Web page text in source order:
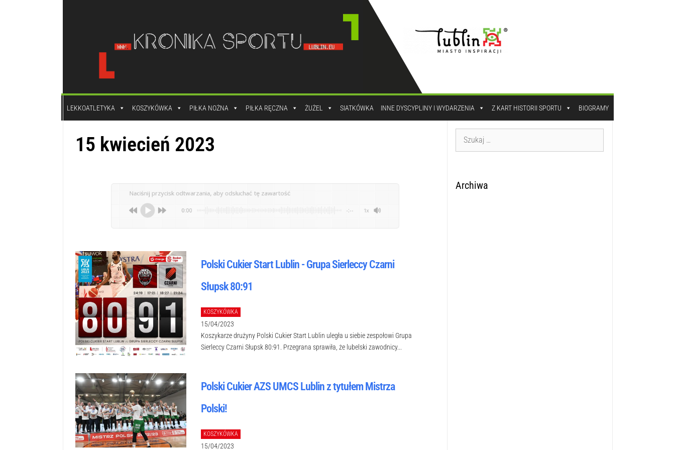
LEKKOATLETYKA KOSZYKÓWKA PIŁKA NOŻNA PIŁKA RĘCZNA ŻUŻEL SIATKÓWKA INNE DYSCYPLINY I WYDARZENIA Z KART HISTORII SPORTU BIOGRAMY
15 kwiecień 2023
Naciśnij przycisk odtwarzania, aby odsłuchać tę zawartość
0:00 -:--
Polski Cukier Start Lublin - Grupa Sierleccy Czarni
Słupsk 80:91
KOSZYKÓWKA
15/04/2023
Koszykarze drużyny Polski Cukier Start Lublin uległa u siebie zespołowi Grupa
Sierleccy Czarni Słupsk 80:91. Przegrana sprawiła, że lubelski zawodnicy...
Polski Cukier AZS UMCS Lublin z tytułem Mistrza
Polski!
KOSZYKÓWKA
15/04/2023
Archiwa